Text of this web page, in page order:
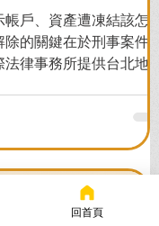
戶、資產遭凍結該怎麼
的關鍵在於刑事案件的
律事務所提供台北地檢
管制帳戶，恢復正常生
回首頁